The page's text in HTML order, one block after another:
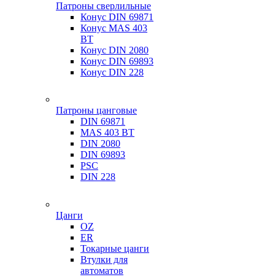
Патроны сверлильные
Конус DIN 69871
Конус MAS 403
BT
Конус DIN 2080
Конус DIN 69893
Конус DIN 228
Патроны цанговые
DIN 69871
MAS 403 BT
DIN 2080
DIN 69893
PSC
DIN 228
Цанги
OZ
ER
Токарные цанги
Втулки для
автоматов